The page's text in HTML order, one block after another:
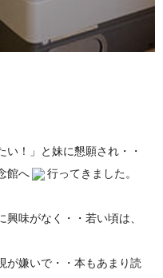
い！」と妹に懇願され・・
館へ
行ってきました。
味がなく・・若い頃は、
が嫌いで・・本もあまり読